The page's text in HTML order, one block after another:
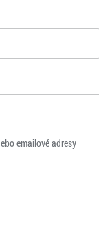
emailové adresy